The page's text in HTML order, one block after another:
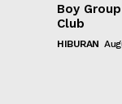
Boy
Club
HIBURAN